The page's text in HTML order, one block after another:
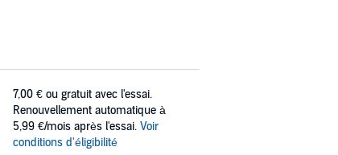
7,00 € ou gratuit avec l'essai.
Renouvellement automatique à
5,99 €/mois après l'essai. Voir
conditions d'éligibilité